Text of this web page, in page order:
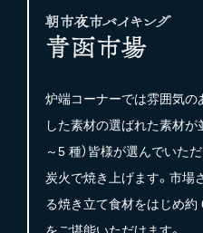
炉端コーナーでは雰囲気
した素材の選ばれた素材が
～5 種）皆様が選んでいた
炭火で焼き上げます。市場
る焼き立て食材をはじめ